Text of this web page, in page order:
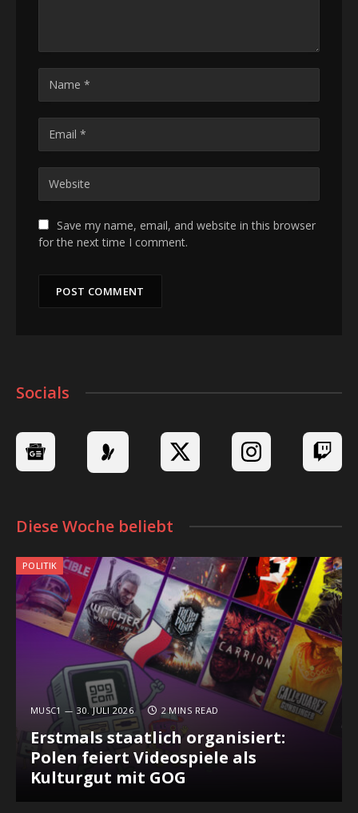
Save my name, email, and website in this browser
for the next time I comment.
Socials
Diese Woche beliebt
POLITIK
MUSC1 30. JULI 2026 2 MINS READ
Erstmals staatlich organisiert:
Polen feiert Videospiele als
Kulturgut mit GOG